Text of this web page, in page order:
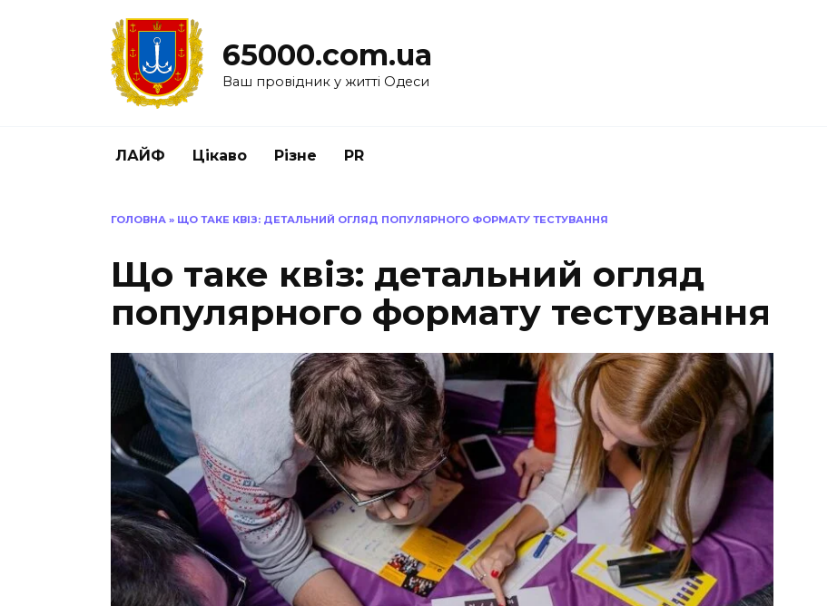
65000.com.ua
Ваш провідник у житті Одеси
ЛАЙФ Цікаво Різне PR
ГОЛОВНА » ЩО ТАКЕ КВІЗ: ДЕТАЛЬНИЙ ОГЛЯД ПОПУЛЯРНОГО ФОРМАТУ ТЕСТУВАННЯ
Що таке квіз: детальний огляд
популярного формату тестування